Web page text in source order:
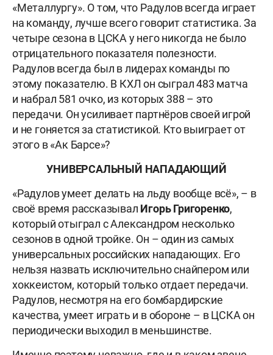
«Металлургу». О том, что Радулов всегда играет
на команду, лучше всего говорит статистика. За
четыре сезона в ЦСКА у него никогда не было
отрицательного показателя полезности.
Радулов всегда был в лидерах команды по
этому показателю. В КХЛ он сыграл 483 матча
и набрал 581 очко, из которых 388 – это
передачи. Он усиливает партнёров своей игрой
и не гоняется за статистикой. Кто выиграет от
этого в «Ак Барсе»?
УНИВЕРСАЛЬНЫЙ НАПАДАЮЩИЙ
«Радулов умеет делать на льду вообще всё», – в
своё время рассказывал Игорь Григоренко,
который отыграл с Александром несколько
сезонов в одной тройке. Он – один из самых
универсальных российских нападающих. Его
нельзя назвать исключительно снайпером или
хоккеистом, который только отдает передачи.
Радулов, несмотря на его бомбардирские
качества, умеет играть и в обороне – в ЦСКА он
периодически выходил в меньшинстве.